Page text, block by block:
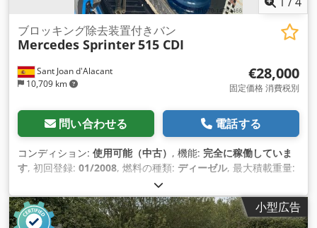
Sant Joan d'Alacant
10,709 km
ブロッキング除去装置付きバン
Mercedes Sprinter515 CDI
€28,000
固定価格 消費税別
問い合わせる 電話する
コンディション: 使用可能（中古） , 機能: 完全に稼働していま
す, 初回登録: 01/2008, 燃料の種類: ディーゼル, 最大積載重量:
, 次回検査（TÜV）:
2008, メルセデス・スプリンターバン2台、ミュラー製ブロック
解除装置付き。新しく改装され、完璧な稼働状態です。 1台は
小型広告